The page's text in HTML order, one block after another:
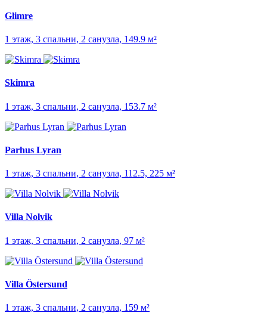
Glimre
1 этаж, 3 спальни, 2 санузла, 149.9 м²
Skimra
1 этаж, 3 спальни, 2 санузла, 153.7 м²
Parhus Lyran
1 этаж, 3 спальни, 2 санузла, 112.5, 225 м²
Villa Nolvik
1 этаж, 3 спальни, 2 санузла, 97 м²
Villa Östersund
1 этаж, 3 спальни, 2 санузла, 159 м²